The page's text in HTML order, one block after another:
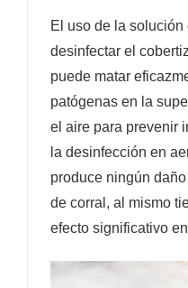
El uso de la
desinfectar el
puede matar
patógenas en la
el aire para prevenir
la desinfección en
produce ningún
de corral, al mismo
efecto significativo